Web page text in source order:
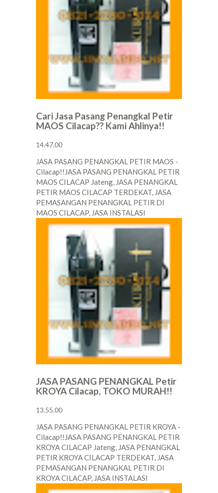
Cari Jasa Pasang Penangkal Petir
MAOS Cilacap?? Kami Ahlinya!!
14.47.00
JASA PASANG PENANGKAL PETIR MAOS -
Cilacap!!JASA PASANG PENANGKAL PETIR
MAOS CILACAP Jateng, JASA PENANGKAL
PETIR MAOS CILACAP TERDEKAT, JASA
PEMASANGAN PENANGKAL PETIR DI
MAOS CILACAP, JASA INSTALASI
JASA PASANG PENANGKAL Petir
KROYA Cilacap, TOKO MURAH!!
13.55.00
JASA PASANG PENANGKAL PETIR KROYA -
Cilacap!!JASA PASANG PENANGKAL PETIR
KROYA CILACAP Jateng, JASA PENANGKAL
PETIR KROYA CILACAP TERDEKAT, JASA
PEMASANGAN PENANGKAL PETIR DI
KROYA CILACAP, JASA INSTALASI